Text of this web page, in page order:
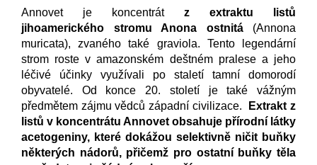
Annovet je koncentrát z extraktu listů
jihoamerického stromu Anona ostnitá(Annona
muricata), zvaného také graviola. Tento legendární
strom roste v amazonském deštném pralese a jeho
léčivé účinky využívali po staletí tamní domorodí
obyvatelé. Od konce 20. století je také vážným
předmětem zájmu vědců západní civilizace.
Extrakt z
listů v koncentrátu Annovet obsahuje přírodní látky
acetogeniny, které dokážou selektivně ničit buňky
některých nádorů, přičemž pro ostatní buňky těla